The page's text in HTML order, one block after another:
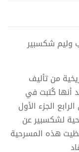
من تأليف
أنها كُتبت في
هنري الرابع الجزء الأول
لشكسبير عن
حظيت هذه المسرحية